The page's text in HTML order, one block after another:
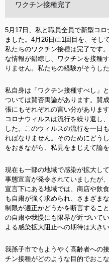
ワクチン接種完了
5月17日、私と職員全員で新型コ
ました。4月26日に1回目を、そし
私たちのワクチン接種は完了です
な情報が錯綜し、ワクチンを接種
りません。私たちの経験がそうし
私自身は「ワクチン接種すべし」
ついては賛否両論があります。賛
張にもそれぞれの言い分がありま
コロナウィルスは流行を繰り返し
した。このウィルスの流行を一日
ればなりません。そのためにどう
をおきながら、私見をまじえて論
現在も一部の地域で感染が拡大し
事態宣言が発令されていましたが
宣言下にある地域では、商店や飲
も自粛が強く求められ、さまざま
制限が適正かどうかを断言するこ
の自粛や我慢にも限界が近づいて
よる感染拡大阻止への期待は大きい
我孫子市でもようやく高齢者への
チン接種がどのような目的でおこ